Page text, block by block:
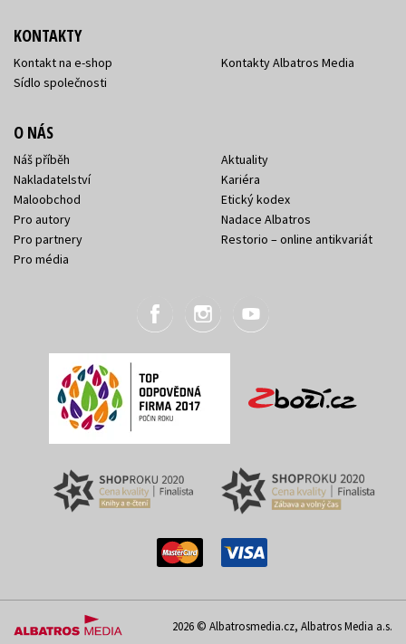
KONTAKTY
Kontakt na e-shop
Sídlo společnosti
Kontakty Albatros Media
O NÁS
Náš příběh
Nakladatelství
Maloobchod
Pro autory
Pro partnery
Pro média
Aktuality
Kariéra
Etický kodex
Nadace Albatros
Restorio – online antikvariát
2026 © Albatrosmedia.cz, Albatros Media a.s.